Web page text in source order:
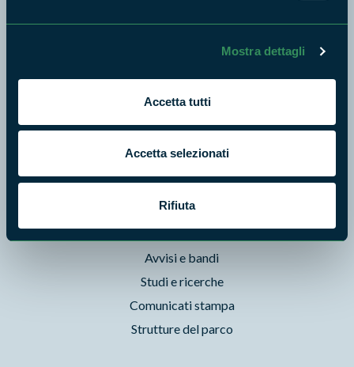
Mostra dettagli
Accetta tutti
Accetta selezionati
Rifiuta
Prodotti Natura in Campo
Aziende Natura in Campo
Programmi e progetti
Cartografie
Avvisi e bandi
Studi e ricerche
Comunicati stampa
Strutture del parco